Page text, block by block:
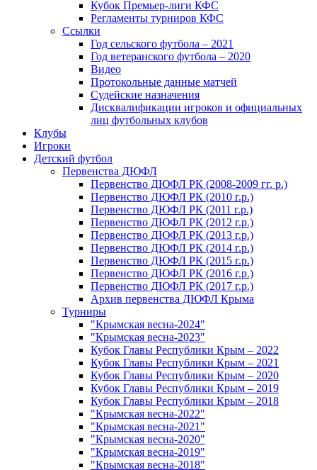
Кубок Премьер-лиги КФС
Регламенты турниров КФС
Ссылки
Год сельского футбола – 2021
Год ветеранского футбола – 2020
Видео
Протокольные данные матчей
Судейские назначения
Дисквалификации игроков и официальных
лиц футбольных клубов
Клубы
Игроки
Детский футбол
Первенства ДЮФЛ
Первенство ДЮФЛ РК (2008-2009 гг. р.)
Первенство ДЮФЛ РК (2010 г.р.)
Первенство ДЮФЛ РК (2011 г.р.)
Первенство ДЮФЛ РК (2012 г.р.)
Первенство ДЮФЛ РК (2013 г.р.)
Первенство ДЮФЛ РК (2014 г.р.)
Первенство ДЮФЛ РК (2015 г.р.)
Первенство ДЮФЛ РК (2016 г.р.)
Первенство ДЮФЛ РК (2017 г.р.)
Архив первенства ДЮФЛ Крыма
Турниры
"Крымская весна-2024"
"Крымская весна-2023"
Кубок Главы Республики Крым – 2022
Кубок Главы Республики Крым – 2021
Кубок Главы Республики Крым – 2020
Кубок Главы Республики Крым – 2019
Кубок Главы Республики Крым – 2018
"Крымская весна-2022"
"Крымская весна-2021"
"Крымская весна-2020"
"Крымская весна-2019"
"Крымская весна-2018"